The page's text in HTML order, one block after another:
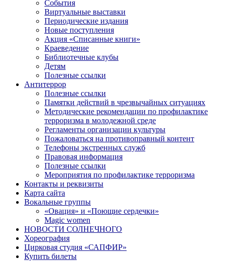
События
Виртуальные выставки
Периодические издания
Новые поступления
Акция «Списанные книги»
Краеведение
Библиотечные клубы
Детям
Полезные ссылки
Антитеррор
Полезные ссылки
Памятки действий в чрезвычайных ситуациях
Методические рекомендации по профилактике
терроризма в молодежной среде
Регламенты организации культуры
Пожаловаться на противоправный контент
Телефоны экстренных служб
Правовая информация
Полезные ссылки
Мероприятия по профилактике терроризма
Контакты и реквизиты
Карта сайта
Вокальные группы
«Овация» и «Поющие сердечки»
Magic women
НОВОСТИ СОЛНЕЧНОГО
Хореография
Цирковая студия «САПФИР»
Купить билеты